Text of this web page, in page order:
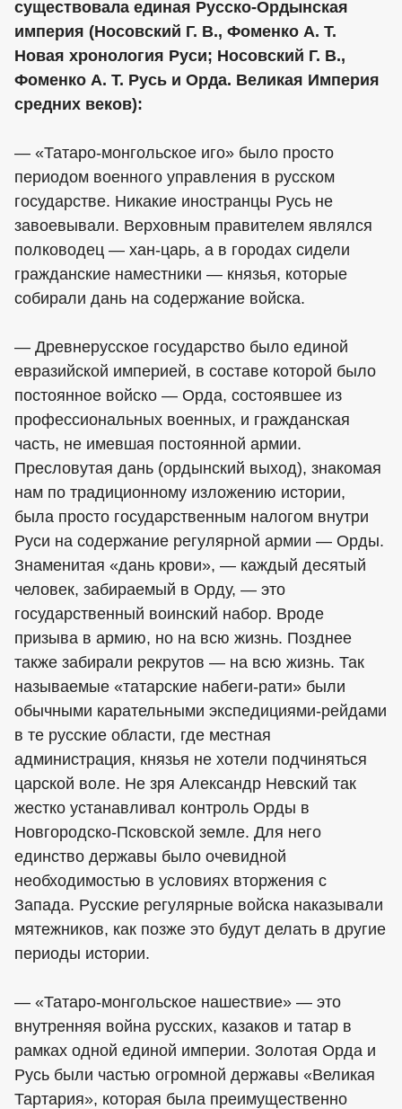
существовала единая Русско-Ордынская
империя (Носовский Г. В., Фоменко А. Т.
Новая хронология Руси; Носовский Г. В.,
Фоменко А. Т. Русь и Орда. Великая Империя
средних веков):
— «Татаро-монгольское иго» было просто
периодом военного управления в русском
государстве. Никакие иностранцы Русь не
завоевывали. Верховным правителем являлся
полководец — хан-царь, а в городах сидели
гражданские наместники — князья, которые
собирали дань на содержание войска.
— Древнерусское государство было единой
евразийской империей, в составе которой было
постоянное войско — Орда, состоявшее из
профессиональных военных, и гражданская
часть, не имевшая постоянной армии.
Пресловутая дань (ордынский выход), знакомая
нам по традиционному изложению истории,
была просто государственным налогом внутри
Руси на содержание регулярной армии — Орды.
Знаменитая «дань крови», — каждый десятый
человек, забираемый в Орду, — это
государственный воинский набор. Вроде
призыва в армию, но на всю жизнь. Позднее
также забирали рекрутов — на всю жизнь. Так
называемые «татарские набеги-рати» были
обычными карательными экспедициями-рейдами
в те русские области, где местная
администрация, князья не хотели подчиняться
царской воле. Не зря Александр Невский так
жестко устанавливал контроль Орды в
Новгородско-Псковской земле. Для него
единство державы было очевидной
необходимостью в условиях вторжения с
Запада. Русские регулярные войска наказывали
мятежников, как позже это будут делать в другие
периоды истории.
— «Татаро-монгольское нашествие» — это
внутренняя война русских, казаков и татар в
рамках одной единой империи. Золотая Орда и
Русь были частью огромной державы «Великая
Тартария», которая была преимущественно